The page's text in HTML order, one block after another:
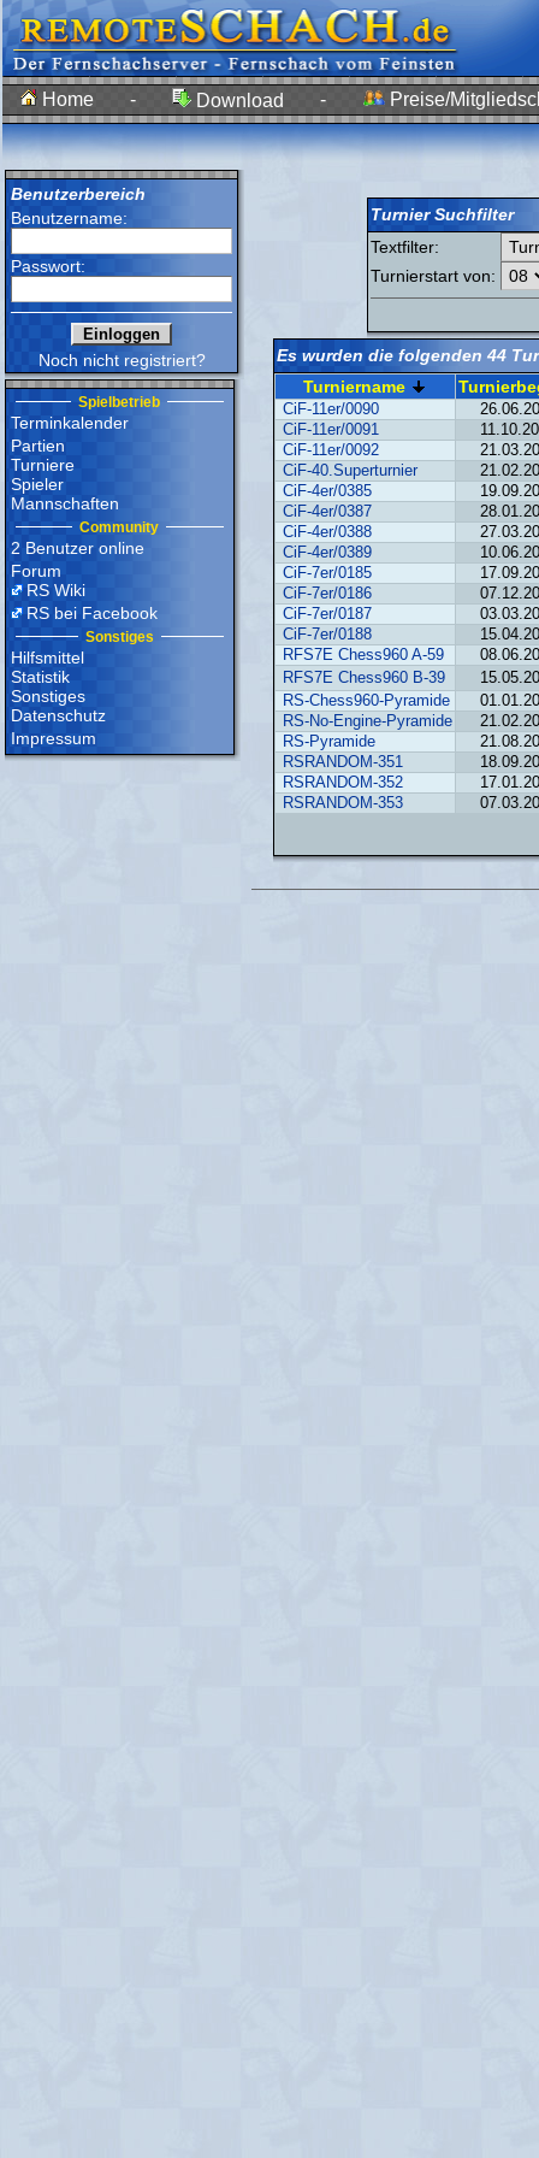
Home - Download - Preise/
Benutzerbereich
Benutzername:
Passwort:
Noch nicht registriert?
Spielbetrieb
Terminkalender
Partien
Turniere
Spieler
Mannschaften
Community
2 Benutzer online
Forum
RS Wiki
RS bei Facebook
Sonstiges
Hilfsmittel
Statistik
Sonstiges
Datenschutz
Impressum
Turnier Suchfilter
Textfilter:
Turnierstart von:
Es wurden die folgenden 44
Turniername
CiF-11er/0090
CiF-11er/0091
CiF-11er/0092
CiF-40.Superturnier
CiF-4er/0385
CiF-4er/0387
CiF-4er/0388
CiF-4er/0389
CiF-7er/0185
CiF-7er/0186
CiF-7er/0187
CiF-7er/0188
RFS7E Chess960 A-59
RFS7E Chess960 B-39
RS-Chess960-Pyramide
RS-No-Engine-Pyramide
RS-Pyramide
RSRANDOM-351
RSRANDOM-352
RSRANDOM-353